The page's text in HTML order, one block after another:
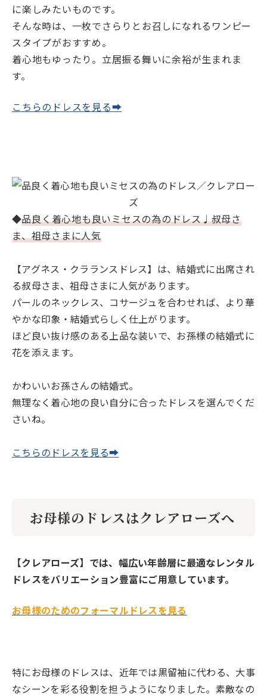
に楽しみたいものです。
そんな時は、一枚でさらりとお召しになれるワンピー
スタイプがおすすめ。
着心地もゆったり。立居振る舞いに余裕が生まれま
す。
こちらのドレスを見る➡
◆品良く着心地も良いミセスの為のドレス♩叔母さ
ま、祖母さまに人気
【アグネス・クラランスドレス】は、結婚式に出席され
る叔母さま、祖母さまに人気があります。
パールのネックレス、コサージュを合わせれば、より華
やかな印象・結婚式らしく仕上がります。
ほど良い抜け感のある上品な装いで、お孫様の結婚式に
花を添えます。
かわいいお孫さんの結婚式。
無理なく着心地の良い自分に合ったドレスを選んでくだ
さいね。
こちらのドレスを見る➡
お母様のドレスはクレアローズへ
【クレアローズ】では、幅広い年齢層に最適なレンタル
ドレスをバリエーション豊富にご用意しています。
お母様のためのフォーマルドレスを見る
特にお母様のドレスは、近年では黒留袖に代わる、大事
なシーンを彩る役割を担うようになりました。素敵なの